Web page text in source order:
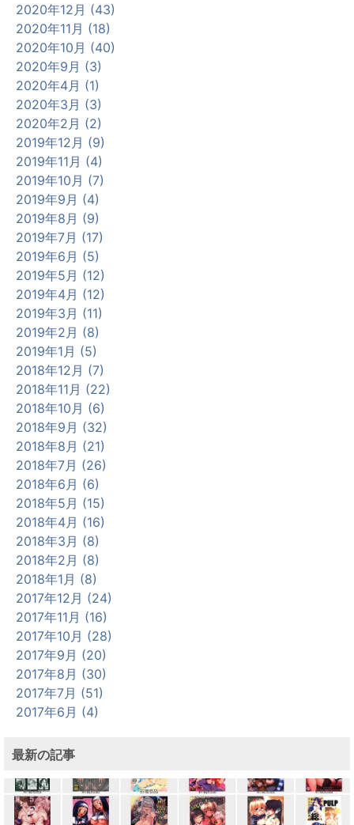
2020年12月 (43)
2020年11月 (18)
2020年10月 (40)
2020年9月 (3)
2020年4月 (1)
2020年3月 (3)
2020年2月 (2)
2019年12月 (9)
2019年11月 (4)
2019年10月 (7)
2019年9月 (4)
2019年8月 (9)
2019年7月 (17)
2019年6月 (5)
2019年5月 (12)
2019年4月 (12)
2019年3月 (11)
2019年2月 (8)
2019年1月 (5)
2018年12月 (7)
2018年11月 (22)
2018年10月 (6)
2018年9月 (32)
2018年8月 (21)
2018年7月 (26)
2018年6月 (6)
2018年5月 (15)
2018年4月 (16)
2018年3月 (8)
2018年2月 (8)
2018年1月 (8)
2017年12月 (24)
2017年11月 (16)
2017年10月 (28)
2017年9月 (20)
2017年8月 (30)
2017年7月 (51)
2017年6月 (4)
最新の記事